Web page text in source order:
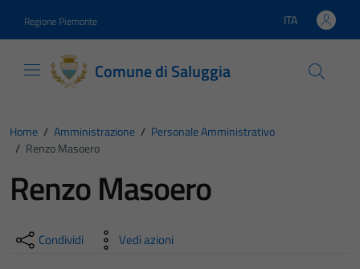
Regione Piemonte Lingua attiva:
ITA
Comune di Saluggia
Home / Amministrazione / Personale Amministrativo
/ Renzo Masoero
Renzo Masoero
Condividi Vedi azioni